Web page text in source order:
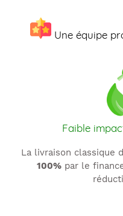
:
Une équipe
Faible
La livraison classique
100% par le